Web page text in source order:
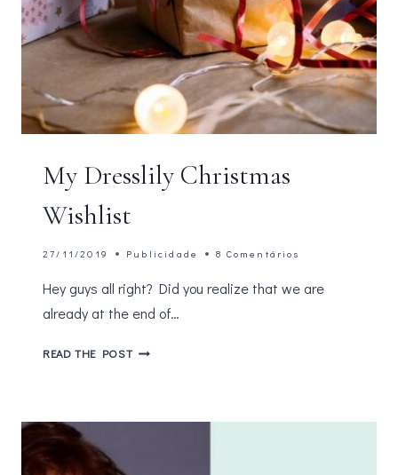
My Dresslily Christmas
Wishlist
27/11/2019 Publicidade 8 Comentários
Hey guys all right? Did you realize that we are
already at the end of…
READ THE POSTMY